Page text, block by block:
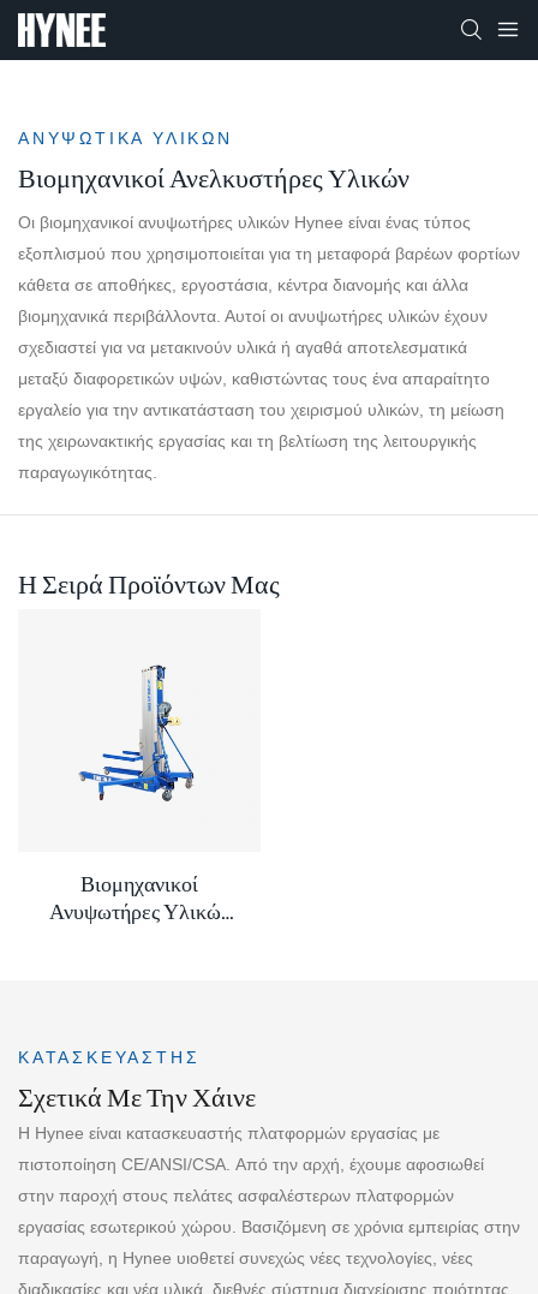
ΑΝΥΨΩΤΙΚΆ ΥΛΙΚΏΝ
Βιομηχανικοί Ανελκυστήρες Υλικών
Οι βιομηχανικοί ανυψωτήρες υλικών Hynee είναι ένας τύπος
εξοπλισμού που χρησιμοποιείται για τη μεταφορά βαρέων φορτίων
κάθετα σε αποθήκες, εργοστάσια, κέντρα διανομής και άλλα
βιομηχανικά περιβάλλοντα. Αυτοί οι ανυψωτήρες υλικών έχουν
σχεδιαστεί για να μετακινούν υλικά ή αγαθά αποτελεσματικά
μεταξύ διαφορετικών υψών, καθιστώντας τους ένα απαραίτητο
εργαλείο για την αντικατάσταση του χειρισμού υλικών, τη μείωση
της χειρωνακτικής εργασίας και τη βελτίωση της λειτουργικής
παραγωγικότητας.
Η Σειρά Προϊόντων Μας
Βιομηχανικοί
Ανυψωτήρες Υλικών
ΚΑΤΑΣΚΕΥΑΣΤΉΣ
Σχετικά Με Την Χάινε
Η Hynee είναι κατασκευαστής πλατφορμών εργασίας με
πιστοποίηση CE/ANSI/CSA. Από την αρχή, έχουμε αφοσιωθεί
στην παροχή στους πελάτες ασφαλέστερων πλατφορμών
εργασίας εσωτερικού χώρου. Βασιζόμενη σε χρόνια εμπειρίας στην
παραγωγή, η Hynee υιοθετεί συνεχώς νέες τεχνολογίες, νέες
διαδικασίες και νέα υλικά, διεθνές σύστημα διαχείρισης ποιότητας,